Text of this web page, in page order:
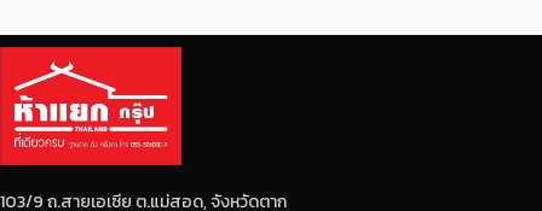
103/9 ถ.สายเอเซีย ต.แม่สอด, จังหวัดตาก